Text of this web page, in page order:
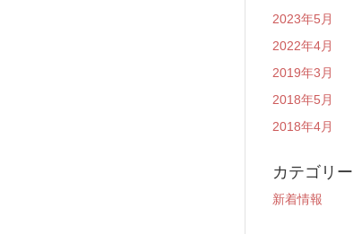
2023年5月
2022年4月
2019年3月
2018年5月
2018年4月
カテゴリー
新着情報